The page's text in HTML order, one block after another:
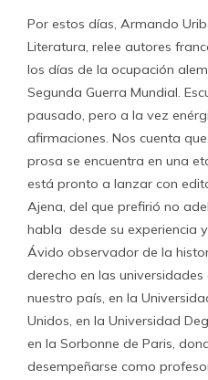
Por estos días, Armando
Literatura, relee autores
los días de la ocupación
Segunda Guerra Mundial.
pausado, pero a la vez
afirmaciones. Nos cuenta
prosa se encuentra en una
está pronto a lanzar con
Ajena, del que prefirió no
habla desde su experiencia
Ávido observador de la
derecho en las
nuestro país, en la
Unidos, en la Universidad
en la Sorbonne de Paris,
desempeñarse como